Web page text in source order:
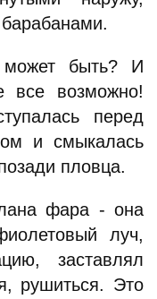
быть? И
все возможно!
перед
и смыкалась
пловца.
фара - она
луч,
заставлял
рушиться. Это